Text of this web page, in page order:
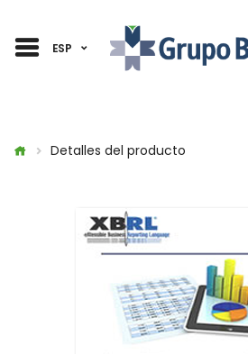
ESP
Detalles del producto